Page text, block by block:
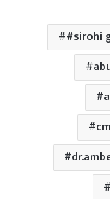
#sirohi